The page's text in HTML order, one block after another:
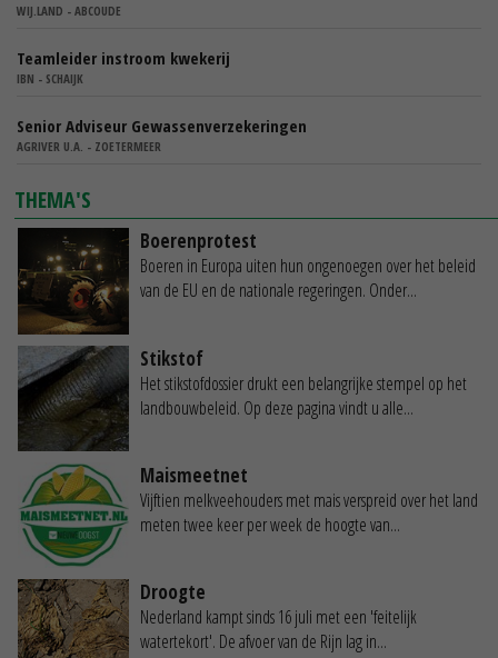
WIJ.LAND - ABCOUDE
Teamleider instroom kwekerij
IBN - SCHAIJK
Senior Adviseur Gewassenverzekeringen
AGRIVER U.A. - ZOETERMEER
THEMA'S
Boerenprotest
Boeren in Europa uiten hun ongenoegen over het beleid
van de EU en de nationale regeringen. Onder...
Stikstof
Het stikstofdossier drukt een belangrijke stempel op het
landbouwbeleid. Op deze pagina vindt u alle...
Maismeetnet
Vijftien melkveehouders met mais verspreid over het land
meten twee keer per week de hoogte van...
Droogte
Nederland kampt sinds 16 juli met een 'feitelijk
watertekort'. De afvoer van de Rijn lag in...